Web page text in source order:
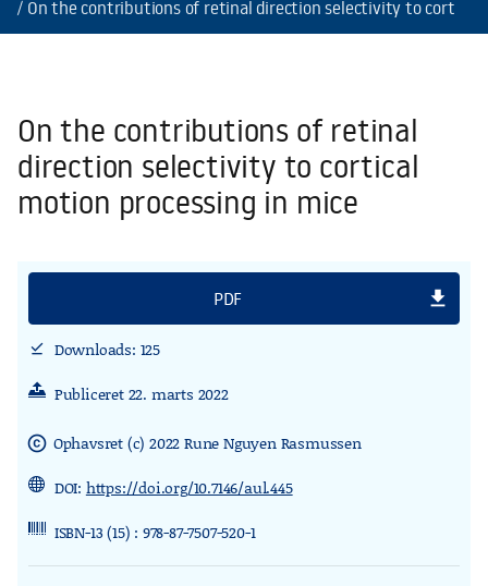
On the contributions of retinal direction selectivity to cortical
On the contributions of retinal
direction selectivity to cortical
motion processing in mice
PDF file_download
download_done
Downloads: 125
Publiceret 22. marts 2022
copyright Ophavsret (c) 2022 Rune Nguyen Rasmussen
DOI: https://doi.org/10.7146/aul.445
ISBN-13 (15) : 978-87-7507-520-1